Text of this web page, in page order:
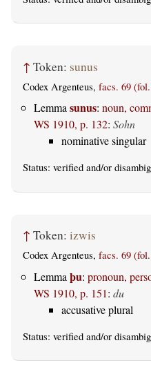
↑ Token: sunus
Codex Argenteus, facs. 69
Lemmasunus: noun,
WS 1910, p. 132: Sohn
nominative singular
Status: verified and/or
↑ Token: izwis
Codex Argenteus, facs. 69
Lemma þu: pronoun,
WS 1910, p. 151: du
accusative plural
Status: verified and/or